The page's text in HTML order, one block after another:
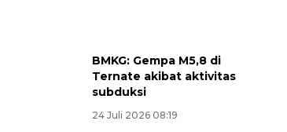
BMKG: Gempa M5,8 di
Ternate akibat aktivitas
subduksi
24 Juli 2026 08:19